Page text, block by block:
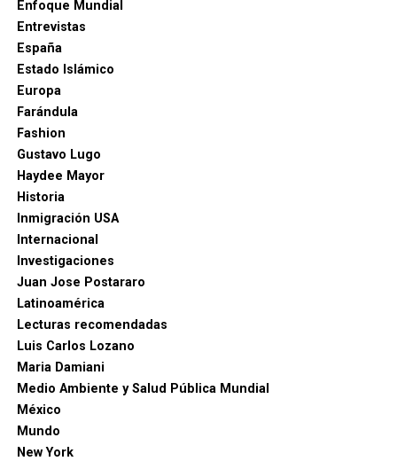
Enfoque Mundial
Entrevistas
España
Estado Islámico
Europa
Farándula
Fashion
Gustavo Lugo
Haydee Mayor
Historia
Inmigración USA
Internacional
Investigaciones
Juan Jose Postararo
Latinoamérica
Lecturas recomendadas
Luis Carlos Lozano
Maria Damiani
Medio Ambiente y Salud Pública Mundial
México
Mundo
New York